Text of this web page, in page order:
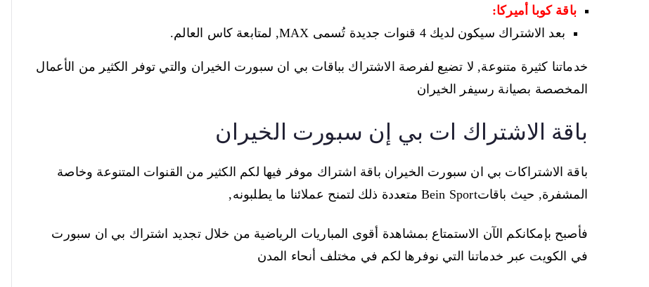
باقة كوبا أميركا:
بعد الاشتراك سيكون لديك 4 قنوات جديدة تُسمى MAX, لمتابعة كاس العالم.
خدماتنا كثيرة متنوعة, لا تضيع لفرصة الاشتراك بباقات بي ان سبورت الخيران والتي توفر الكثير من الأعمال
المخصصة بصيانة رسيفر الخيران
باقة الاشتراك ات بي إن سبورت الخيران
باقة الاشتراكات بي ان سبورت الخيران باقة اشتراك موفر فيها لكم الكثير من القنوات المتنوعة وخاصة
المشفرة, حيث باقاتBein Sport متعددة ذلك لتمنح عملائنا ما يطلبونه,
فأصبح بإمكانكم الآن الاستمتاع بمشاهدة أقوى المباريات الرياضية من خلال تجديد اشتراك بي ان سبورت
في الكويت عبر خدماتنا التي نوفرها لكم في مختلف أنحاء المدن